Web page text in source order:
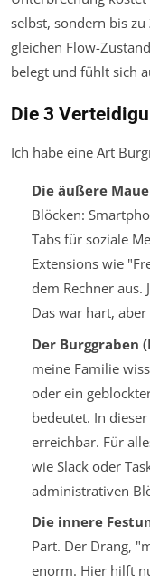
selbst, sondern bis zu
gleichen Flow-
belegt und fühlt sich
Die 3
Ich habe eine Art
Die äußere
Blöcken:
Tabs für soziale
Extensions wie
dem Rechner aus.
Das war hart,
Der Burggraben
meine Familie
oder ein
bedeutet. In
erreichbar. Für
wie Slack oder
administrativen
Die innere
Part. Der Drang,
enorm. Hier hilft